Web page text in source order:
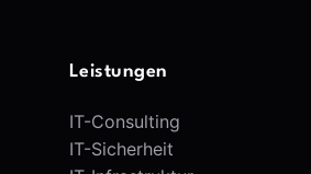
Leistungen
IT-Consulting
IT-Sicherheit